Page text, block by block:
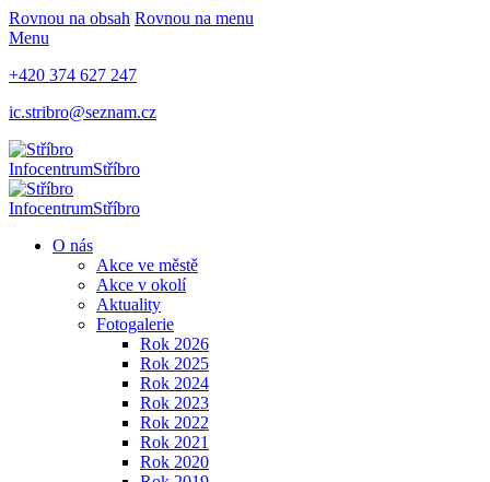
Rovnou na obsah Rovnou na menu
Menu
+420 374 627 247
ic.stribro@seznam.cz
InfocentrumStříbro
InfocentrumStříbro
O nás
Akce ve městě
Akce v okolí
Aktuality
Fotogalerie
Rok 2026
Rok 2025
Rok 2024
Rok 2023
Rok 2022
Rok 2021
Rok 2020